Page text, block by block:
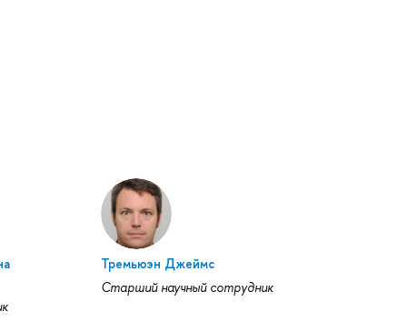
Тремьюэн Джеймс
Старший научный сотрудник